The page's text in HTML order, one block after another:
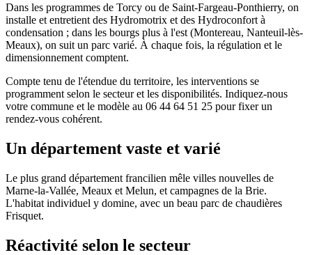
Dans les programmes de Torcy ou de Saint-Fargeau-Ponthierry, on
installe et entretient des Hydromotrix et des Hydroconfort à
condensation ; dans les bourgs plus à l'est (Montereau, Nanteuil-lès-
Meaux), on suit un parc varié. À chaque fois, la régulation et le
dimensionnement comptent.
Compte tenu de l'étendue du territoire, les interventions se
programment selon le secteur et les disponibilités. Indiquez-nous
votre commune et le modèle au 06 44 64 51 25 pour fixer un
rendez-vous cohérent.
Un département vaste et varié
Le plus grand département francilien mêle villes nouvelles de
Marne-la-Vallée, Meaux et Melun, et campagnes de la Brie.
L'habitat individuel y domine, avec un beau parc de chaudières
Frisquet.
Réactivité selon le secteur